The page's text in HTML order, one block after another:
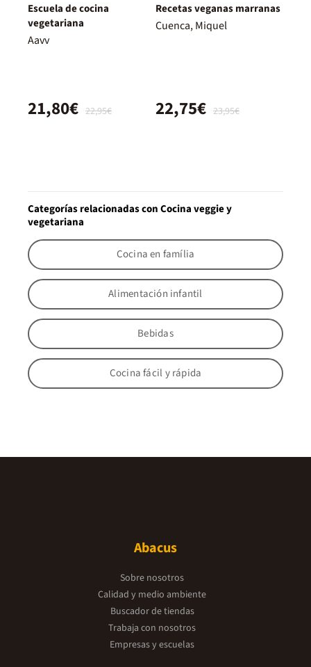
Escuela de cocina
vegetariana
Aavv
22,95€
21,80€
Recetas veganas marranas
Cuenca, Miquel
23,95€
22,75€
Categorías relacionadas con Cocina veggie y
vegetariana
Cocina en família
Alimentación infantil
Bebidas
Cocina fácil y rápida
Abacus
Sobre nosotros
Calidad y medio ambiente
Buscador de tiendas
Trabaja con nosotros
Empresas y escuelas